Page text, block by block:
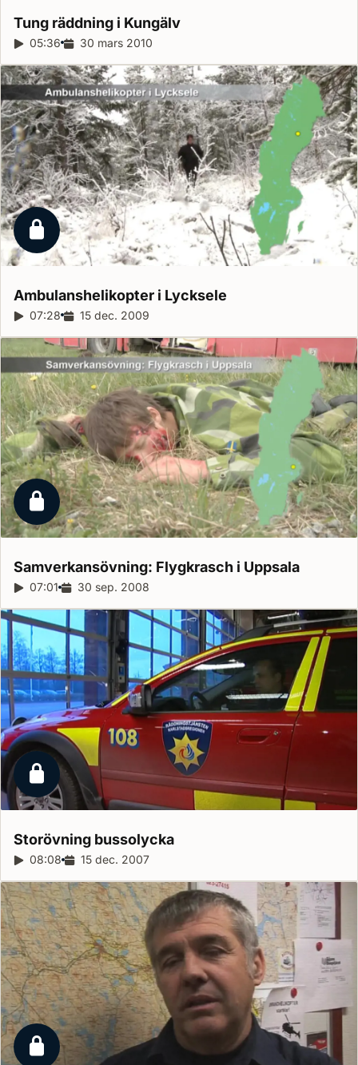
Tung räddning i Kungälv
Reportagelängd:
05:36 Releasedatum:
30 mars 2010
Låst reportage
Ambulanshelikopter i Lycksele
Reportagelängd:
07:28 Releasedatum:
15 dec. 2009
Låst reportage
Samverkansövning: Flygkrasch i Uppsala
Reportagelängd:
07:01 Releasedatum:
30 sep. 2008
Låst reportage
Storövning bussolycka
Reportagelängd:
08:08 Releasedatum:
15 dec. 2007
Låst reportage